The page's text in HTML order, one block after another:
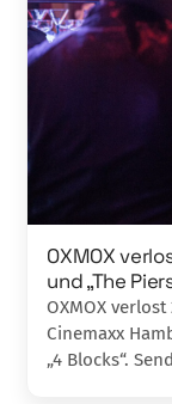
OXMOX
und „The
OXMOX
Cinemaxx
„4 Blocks“.